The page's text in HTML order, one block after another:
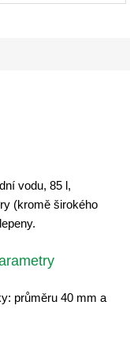
vodu, 85 l,
(kromě širokého
průměru 40 mm a